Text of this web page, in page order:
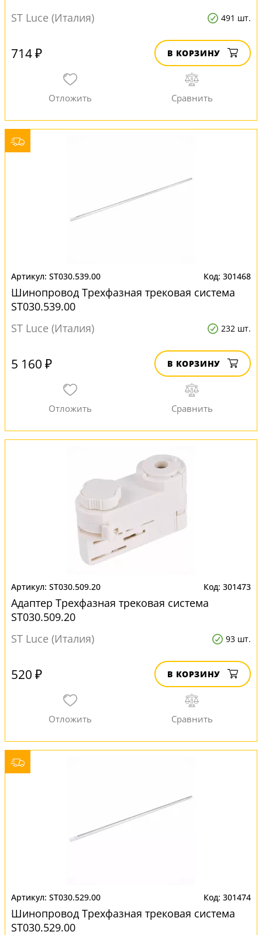
ST Luce (Италия)
491 шт.
714 ₽ В КОРЗИНУ
ST030.539.00 301468
Шинопровод Трехфазная трековая система
ST030.539.00
ST Luce (Италия)
232 шт.
5 160 ₽ В КОРЗИНУ
ST030.509.20 301473
Адаптер Трехфазная трековая система
ST030.509.20
ST Luce (Италия)
93 шт.
520 ₽ В КОРЗИНУ
ST030.529.00 301474
Шинопровод Трехфазная трековая система
ST030.529.00